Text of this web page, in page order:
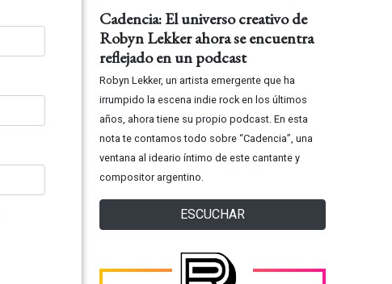
Cadencia: El universo creativo de
Robyn Lekker ahora se encuentra
reflejado en un podcast
Robyn Lekker, un artista emergente que ha
irrumpido la escena indie rock en los últimos
años, ahora tiene su propio podcast. En esta
nota te contamos todo sobre “Cadencia”, una
ventana al ideario íntimo de este cantante y
compositor argentino.
ESCUCHAR